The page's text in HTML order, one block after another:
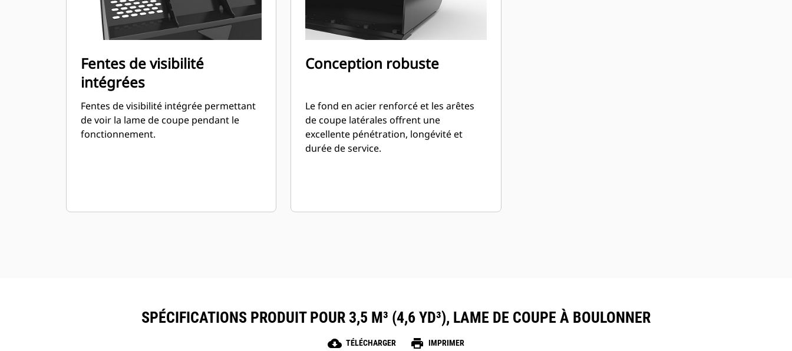
celle spécifiée.
Fentes de visibilité
intégrées
Fentes de visibilité intégrée permettant
de voir la lame de coupe pendant le
fonctionnement.
Conception robuste
Le fond en acier renforcé et les arêtes
de coupe latérales offrent une
excellente pénétration, longévité et
durée de service.
SPÉCIFICATIONS PRODUIT POUR 3,5 M³ (4,6 YD³), LAME DE COUPE À BOULONNER
cloud_download TÉLÉCHARGER print IMPRIMER